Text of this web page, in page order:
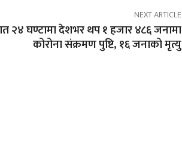
NEXT ARTICLE
२४ घण्टामा देशभर थप १ हजार ४८६ जनामा
कोरोना संक्रमण पुष्टि, १६ जनाको मृत्यु